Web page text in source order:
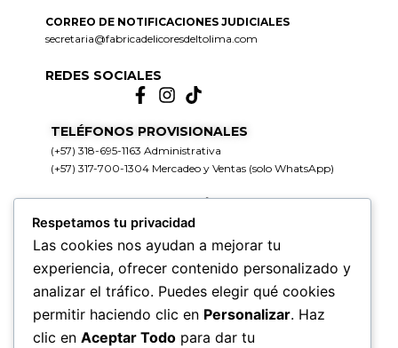
CORREO DE NOTIFICACIONES JUDICIALES
secretaria@fabricadelicoresdeltolima.com
REDES SOCIALES
TELÉFONOS PROVISIONALES
(+57) 318-695-1163 Administrativa
(+57) 317-700-1304 Mercadeo y Ventas (solo WhatsApp)
Lunes a Jueves de 7:00 AM a 12:00 M y de 2:00 PM a 6:00
PM
Viernes de 7:00 AM a 12:00 M y de 2:00 PM a 5:00 PM
HORARIOS DE RADICACIÓN DE
CORRESPONDENCIA
Lunes a Jueves de 7:30 AM a 11:30 AM y de 2:00 PM a 5:00
Respetamos tu privacidad
Las cookies nos ayudan a mejorar tu
experiencia, ofrecer contenido personalizado y
analizar el tráfico. Puedes elegir qué cookies
permitir haciendo clic en Personalizar. Haz
clic en Aceptar Todo para dar tu